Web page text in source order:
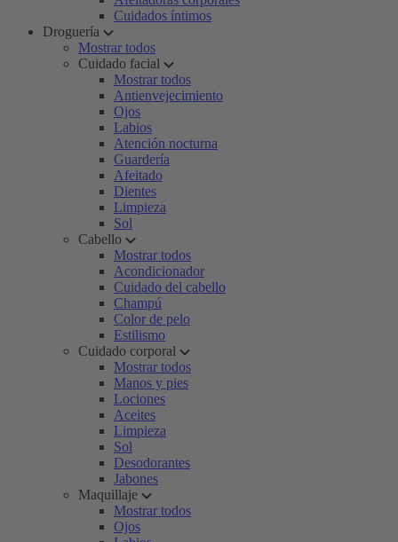
Cuidados íntimos
Droguería
Mostrar todos
Cuidado facial
Mostrar todos
Antienvejecimiento
Ojos
Labios
Atención nocturna
Guardería
Afeitado
Dientes
Limpieza
Sol
Cabello
Mostrar todos
Acondicionador
Cuidado del cabello
Champú
Color de pelo
Estilismo
Cuidado corporal
Mostrar todos
Manos y pies
Lociones
Aceites
Limpieza
Sol
Desodorantes
Jabones
Maquillaje
Mostrar todos
Ojos